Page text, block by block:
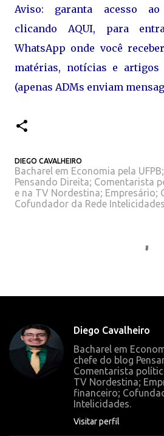
Aviso: garanta acesso
clicando AQUI, para
WhatsApp onde você
matérias, notícias e
(apenas ADMs enviam
DIEGO CAVALHEIRO
Bacharel em Economia pela
Pensando Direita; Comentarista
e na TV Nordestina; Empresário;
Cofundador da Rede
á
Diego Cavalheiro
Bacharel em
chefe do blog
Comentarista
TV Nordestina;
financeiro;
Intelicidades.
Visitar perfil